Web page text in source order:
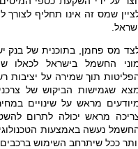
שמס זה אינו תחליף
מס פחמן, בתוכנית של בנק
החשמל בישראל לכאלו
תוך שמירה על
שגמישות הביקוש של
מראש על שינויים
מראש יכולה לתרום
נעשה באמצעות
ככל שיתרחב השימוש